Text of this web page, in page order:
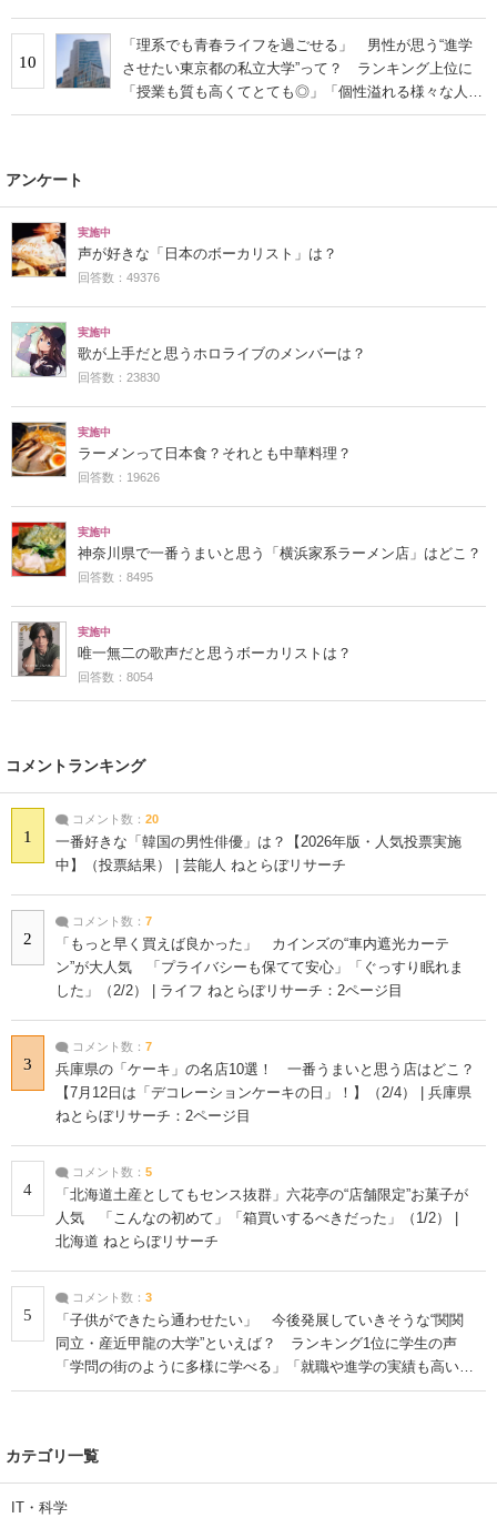
10
「理系でも青春ライフを過ごせる」 男性が思う“進学
させたい東京都の私立大学”って？ ランキング上位に
「授業も質も高くてとても◎」「個性溢れる様々な人間
と仲間になれる」の声
アンケート
実施中
声が好きな「日本のボーカリスト」は？
回答数：49376
実施中
歌が上手だと思うホロライブのメンバーは？
回答数：23830
実施中
ラーメンって日本食？それとも中華料理？
回答数：19626
実施中
神奈川県で一番うまいと思う「横浜家系ラーメン店」はどこ？
回答数：8495
実施中
唯一無二の歌声だと思うボーカリストは？
回答数：8054
コメントランキング
1
コメント数： 20
一番好きな「韓国の男性俳優」は？【2026年版・人気投票実施
中】（投票結果） | 芸能人 ねとらぼリサーチ
2
コメント数： 7
「もっと早く買えば良かった」 カインズの“車内遮光カーテ
ン”が大人気 「プライバシーも保てて安心」「ぐっすり眠れま
した」（2/2） | ライフ ねとらぼリサーチ：2ページ目
3
コメント数： 7
兵庫県の「ケーキ」の名店10選！ 一番うまいと思う店はどこ？
【7月12日は「デコレーションケーキの日」！】（2/4） | 兵庫県
ねとらぼリサーチ：2ページ目
4
コメント数： 5
「北海道土産としてもセンス抜群」六花亭の“店舗限定”お菓子が
人気 「こんなの初めて」「箱買いするべきだった」（1/2） |
北海道 ねとらぼリサーチ
5
コメント数： 3
「子供ができたら通わせたい」 今後発展していきそうな“関関
同立・産近甲龍の大学”といえば？ ランキング1位に学生の声
「学問の街のように多様に学べる」「就職や進学の実績も高い」
| 大学 ねとらぼリサーチ
カテゴリ一覧
IT・科学